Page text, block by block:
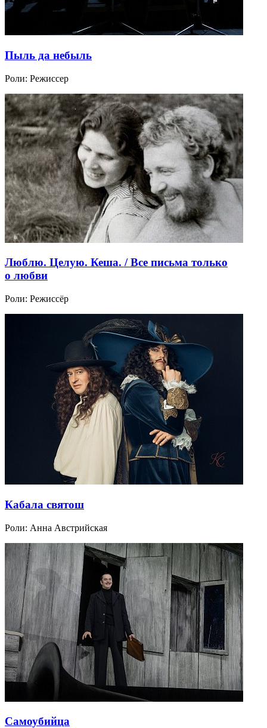
Пыль да небыль
Роли: Режиссер
Люблю. Целую. Кеша. / Все письма только
о любви
Роли: Режиссёр
Кабала святош
Роли: Анна Австрийская
Самоубийца